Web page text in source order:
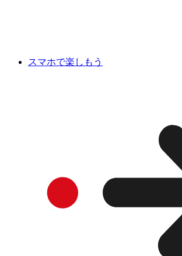
スマホで楽しもう